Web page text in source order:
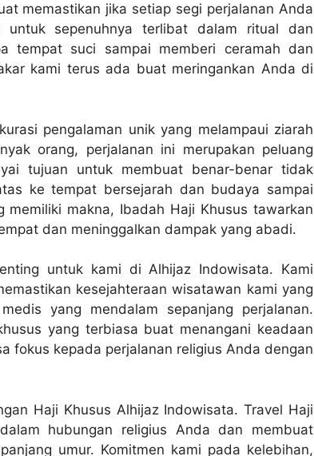
memastikan jika setiap segi perjalanan Anda
untuk sepenuhnya terlibat dalam ritual dan
tempat suci sampai memberi ceramah dan
kami terus ada buat meringankan Anda di
pengalaman unik yang melampaui ziarah
orang, perjalanan ini merupakan peluang
tujuan untuk membuat benar-benar tidak
ke tempat bersejarah dan budaya sampai
makna, Ibadah Haji Khusus tawarkan
dan meninggalkan dampak yang abadi.
untuk kami di Alhijaz Indowisata. Kami
kesejahteraan wisatawan kami yang
yang mendalam sepanjang perjalanan.
yang terbiasa buat menangani keadaan
fokus kepada perjalanan religius Anda dengan
Haji Khusus Alhijaz Indowisata. Travel Haji
hubungan religius Anda dan membuat
umur. Komitmen kami pada kelebihan,